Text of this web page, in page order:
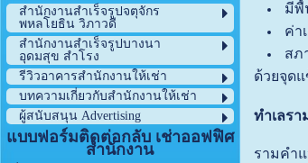
สำนักงานสำเร็จรูปจตุจักร
พหลโยธิน วิภาวดี
สำนักงานสำเร็จรูปบางนา
อุดมสุข สำโรง
รีวิวอาคารสำนักงานให้เช่า
บทความเกี่ยวกับสำนักงานให้เช่า
ผู้สนับสนุน Advertising
แบบฟอร์มติดต่อกลับ เช่าออฟฟิศ
สำนักงาน
มีพื้
ค่า
สภ
ด้วยจุด
ทำเลร
รามคำ